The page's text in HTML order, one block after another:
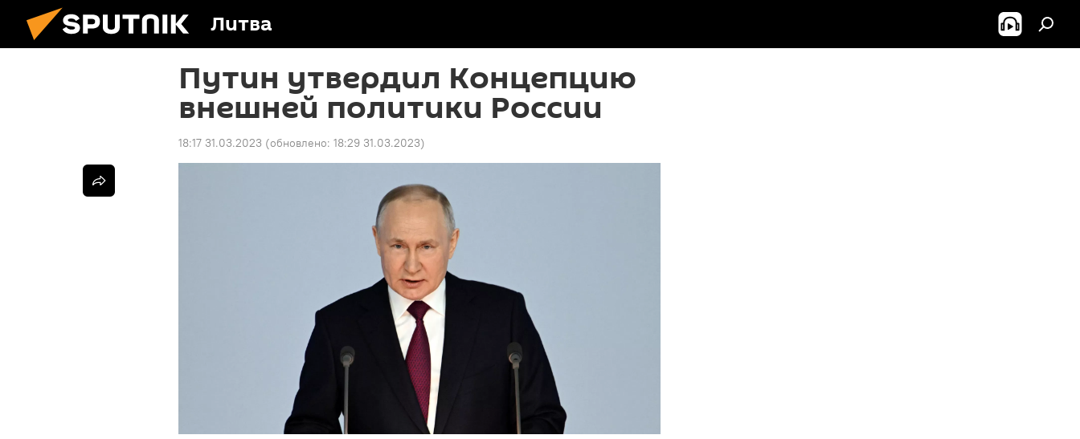
Литва
Путин утвердил Концепцию
внешней политики России
18:17 31.03.2023 (обновлено: 18:29 31.03.2023)